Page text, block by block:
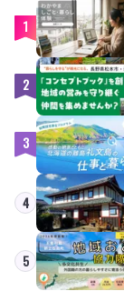
1
2
3
4
5